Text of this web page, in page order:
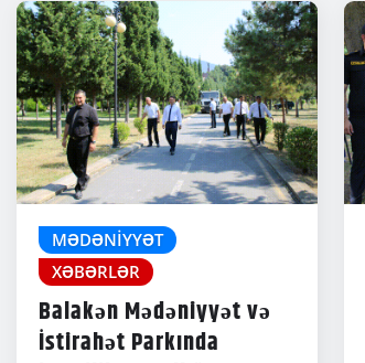
MƏDƏNIYYƏT
XƏBƏRLƏR
Balakən Mədəniyyət və
İstirahət Parkında